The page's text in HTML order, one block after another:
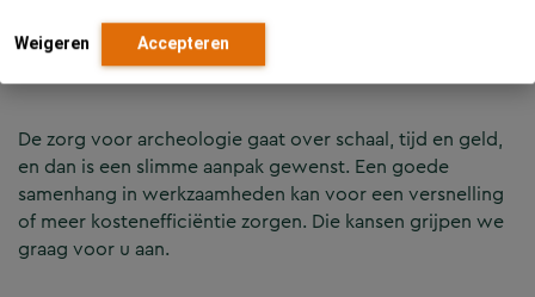
Weigeren Accepteren
De kracht van de samenwerken
De zorg voor archeologie gaat over schaal, tijd en geld,
en dan is een slimme aanpak gewenst. Een goede
samenhang in werkzaamheden kan voor een versnelling
of meer kostenefficiëntie zorgen. Die kansen grijpen we
graag voor u aan.